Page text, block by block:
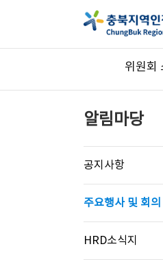
위원회
알림마당
공지사항
주요행사 및 회의
HRD소식지